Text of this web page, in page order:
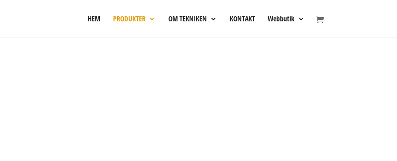
HEM PRODUKTER OM TEKNIKEN KONTAKT Webbutik